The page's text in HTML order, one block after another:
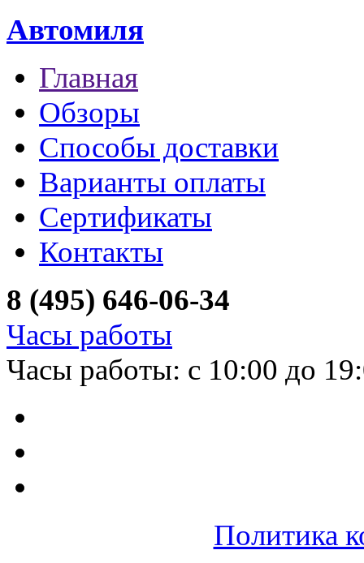
Автомиля
Главная
Обзоры
Способы доставки
Варианты оплаты
Сертификаты
Контакты
8 (495) 646-06-34
Часы работы
Часы работы: с 10:00 до
Политика